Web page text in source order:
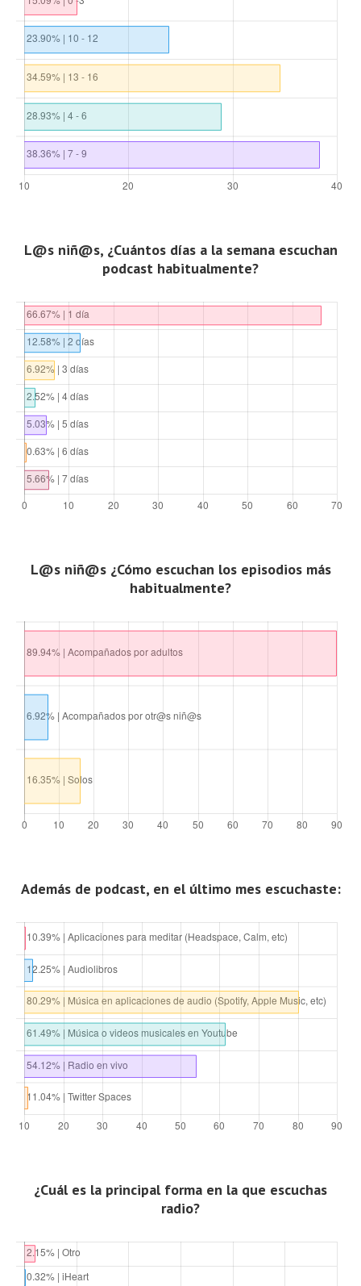
L@s niñ@s, ¿Cuántos días a la semana escuchan
podcast habitualmente?
L@s niñ@s ¿Cómo escuchan los episodios más
habitualmente?
Además de podcast, en el último mes escuchaste:
¿Cuál es la principal forma en la que escuchas
radio?